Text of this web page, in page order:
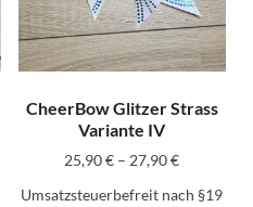
CheerBow Glitzer Strass
Variante IV
25,90€ – 27,90€
Umsatzsteuerbefreit nach §19